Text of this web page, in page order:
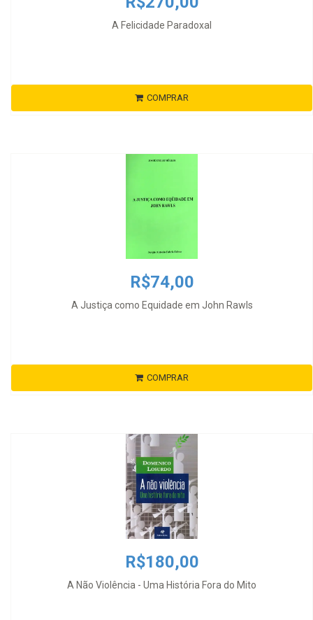
A Felicidade Paradoxal
COMPRAR
R$74,00
A Justiça como Equidade em John Rawls
COMPRAR
R$180,00
A Não Violência - Uma História Fora do Mito